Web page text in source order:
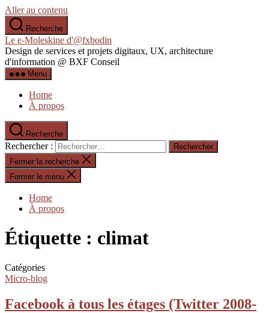
Aller au contenu
Recherche
Le e-Moleskine d'@fxbodin
Design de services et projets digitaux, UX, architecture
d'information @ BXF Conseil
Menu
Home
À propos
Recherche
Rechercher :
Fermer la recherche
Fermer le menu
Home
À propos
Étiquette : climat
Catégories
Micro-blog
Facebook à tous les étages (Twitter 2008-